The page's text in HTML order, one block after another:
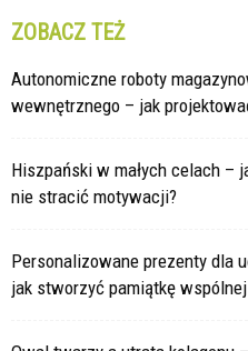
ZOBACZ TEŻ
Autonomiczne roboty
wewnętrznego – jak
Hiszpański w małych celach –
nie stracić motywacji?
Personalizowane prezenty dla
jak stworzyć pamiątkę